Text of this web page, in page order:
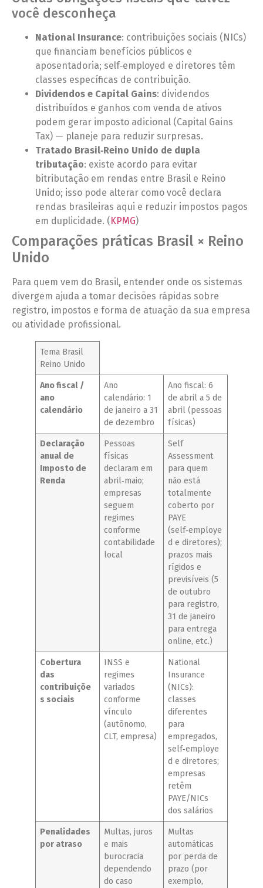
você desconheça
National Insurance: contribuições sociais (NICs)
que financiam benefícios públicos e
aposentadoria; self‑employed e diretores têm
classes específicas de contribuição.
Dividendos e Capital Gains: dividendos
distribuídos e ganhos com venda de ativos
podem gerar imposto adicional (Capital Gains
Tax) — planeje para reduzir surpresas.
Tratado Brasil‑Reino Unido de dupla
tributação: existe acordo para evitar
bitributação em rendas entre Brasil e Reino
Unido; isso pode alterar como você declara
rendas brasileiras aqui e reduzir impostos pagos
em duplicidade. ( KPMG)
Comparações práticas Brasil × Reino
Unido
Para quem vem do Brasil, entender onde os sistemas
divergem ajuda a tomar decisões rápidas sobre
registro, impostos e forma de atuação da sua empresa
ou atividade profissional.
Tema Brasil
Reino Unido
Ano fiscal /
ano
calendário
Ano
calendário: 1
de janeiro a 31
de dezembro
Ano fiscal: 6
de abril a 5 de
abril (pessoas
físicas)
Declaração
anual de
Imposto de
Renda
Pessoas
físicas
declaram em
abril‑maio;
empresas
seguem
regimes
conforme
contabilidade
local
Self
Assessment
para quem
não está
totalmente
coberto por
PAYE
(self‑employe
d e diretores);
prazos mais
rígidos e
previsíveis (5
de outubro
para registro,
31 de janeiro
para entrega
online, etc.)
Cobertura
das
contribuiçõe
s sociais
INSS e
regimes
variados
conforme
vínculo
(autônomo,
CLT, empresa)
National
Insurance
(NICs):
classes
diferentes
para
empregados,
self‑employe
d e diretores;
empresas
retêm
PAYE/NICs
dos salários
Penalidades
por atraso
Multas, juros
e mais
burocracia
dependendo
do caso
Multas
automáticas
por perda de
prazo (por
exemplo,